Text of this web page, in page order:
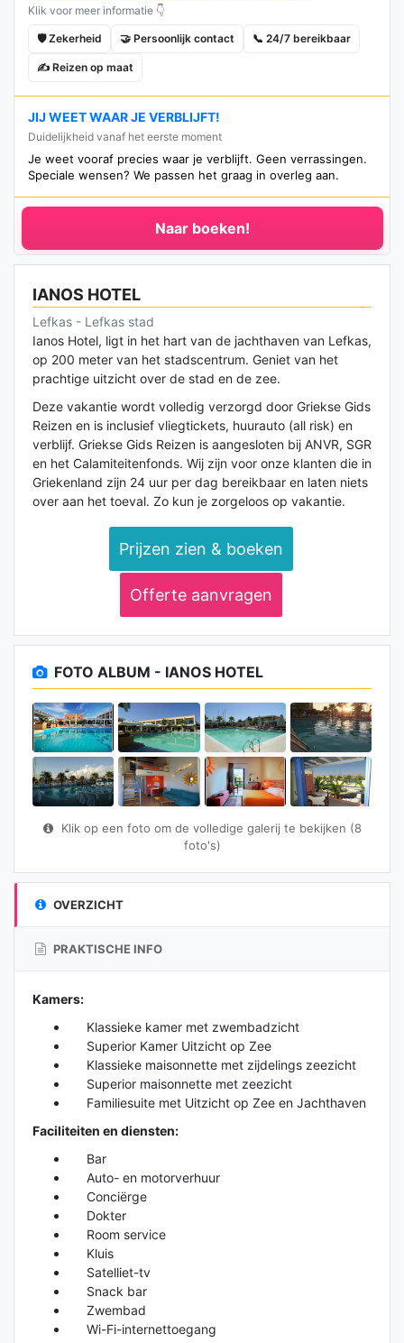
Klik voor meer informatie 👇
🛡️ Zekerheid 🤝 Persoonlijk contact 📞 24/7 bereikbaar
✍️ Reizen op maat
JIJ WEET WAAR JE VERBLIJFT!
Duidelijkheid vanaf het eerste moment
Je weet vooraf precies waar je verblijft. Geen verrassingen.
Speciale wensen? We passen het graag in overleg aan.
Naar boeken!
IANOS HOTEL
Lefkas - Lefkas stad
Ianos Hotel, ligt in het hart van de jachthaven van Lefkas,
op 200 meter van het stadscentrum. Geniet van het
prachtige uitzicht over de stad en de zee.
Deze vakantie wordt volledig verzorgd door Griekse Gids
Reizen en is inclusief vliegtickets, huurauto (all risk) en
verblijf. Griekse Gids Reizen is aangesloten bij ANVR, SGR
en het Calamiteitenfonds. Wij zijn voor onze klanten die in
Griekenland zijn 24 uur per dag bereikbaar en laten niets
over aan het toeval. Zo kun je zorgeloos op vakantie.
Prijzen zien & boeken
Offerte aanvragen
FOTO ALBUM - IANOS HOTEL
Klik op een foto om de volledige galerij te bekijken (8
foto's)
OVERZICHT
PRAKTISCHE INFO
Kamers:
Klassieke kamer met zwembadzicht
Superior Kamer Uitzicht op Zee
Klassieke maisonnette met zijdelings zeezicht
Superior maisonnette met zeezicht
Familiesuite met Uitzicht op Zee en Jachthaven
Faciliteiten en diensten:
Bar
Auto- en motorverhuur
Conciërge
Dokter
Room service
Kluis
Satelliet-tv
Snack bar
Zwembad
Wi-Fi-internettoegang